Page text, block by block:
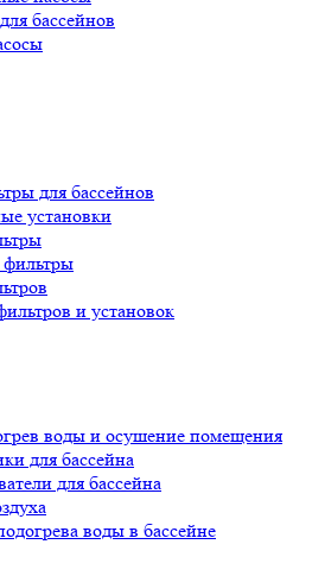
бассейнов
для бассейнов
установки
и установок
воды и осушение помещения
для бассейна
для бассейна
воды в бассейне